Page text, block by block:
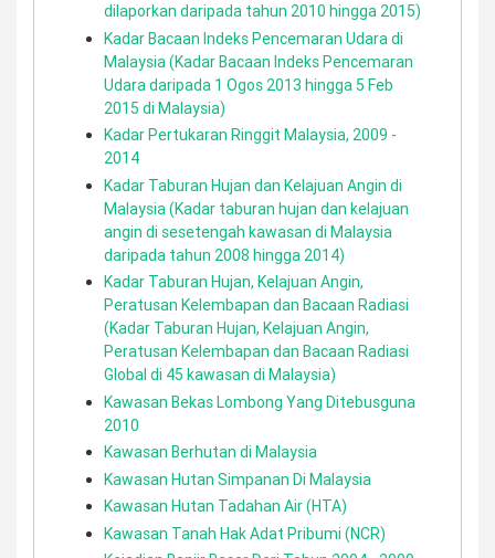
dilaporkan daripada tahun 2010 hingga 2015)
Kadar Bacaan Indeks Pencemaran Udara di
Malaysia (Kadar Bacaan Indeks Pencemaran
Udara daripada 1 Ogos 2013 hingga 5 Feb
2015 di Malaysia)
Kadar Pertukaran Ringgit Malaysia, 2009 -
2014
Kadar Taburan Hujan dan Kelajuan Angin di
Malaysia (Kadar taburan hujan dan kelajuan
angin di sesetengah kawasan di Malaysia
daripada tahun 2008 hingga 2014)
Kadar Taburan Hujan, Kelajuan Angin,
Peratusan Kelembapan dan Bacaan Radiasi
(Kadar Taburan Hujan, Kelajuan Angin,
Peratusan Kelembapan dan Bacaan Radiasi
Global di 45 kawasan di Malaysia)
Kawasan Bekas Lombong Yang Ditebusguna
2010
Kawasan Berhutan di Malaysia
Kawasan Hutan Simpanan Di Malaysia
Kawasan Hutan Tadahan Air (HTA)
Kawasan Tanah Hak Adat Pribumi (NCR)